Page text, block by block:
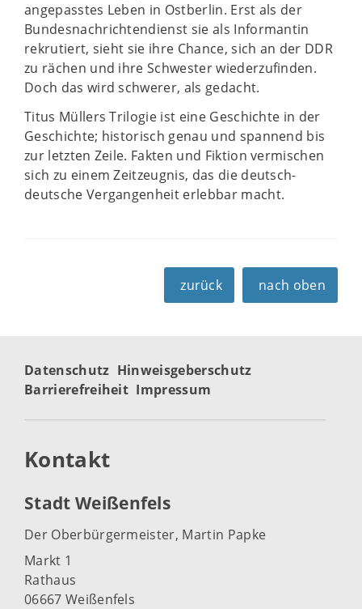
angepasstes Leben in Ostberlin. Erst als der
Bundesnachrichtendienst sie als Informantin
rekrutiert, sieht sie ihre Chance, sich an der DDR
zu rächen und ihre Schwester wiederzufinden.
Doch das wird schwerer, als gedacht.
Titus Müllers Trilogie ist eine Geschichte in der
Geschichte; historisch genau und spannend bis
zur letzten Zeile. Fakten und Fiktion vermischen
sich zu einem Zeitzeugnis, das die deutsch-
deutsche Vergangenheit erlebbar macht.
zurück nach oben
Datenschutz Hinweisgeberschutz
Barrierefreiheit Impressum
Kontakt
Stadt Weißenfels
Der Oberbürgermeister, Martin Papke
Markt 1
Rathaus
06667 Weißenfels